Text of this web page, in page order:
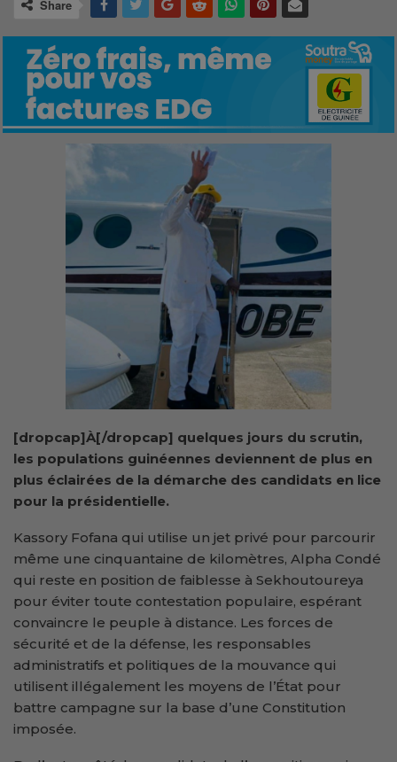
Share
[dropcap]À[/dropcap] quelques jours du scrutin,
les populations guinéennes deviennent de plus en
plus éclairées de la démarche des candidats en lice
pour la présidentielle.
Kassory Fofana qui utilise un jet privé pour parcourir
même une cinquantaine de kilomètres, Alpha Condé
qui reste en position de faiblesse à Sekhoutoureya
pour éviter toute contestation populaire, espérant
convaincre le peuple à distance. Les forces de
sécurité et de la défense, les responsables
administratifs et politiques de la mouvance qui
utilisent illégalement les moyens de l’État pour
battre campagne sur la base d’une Constitution
imposée.